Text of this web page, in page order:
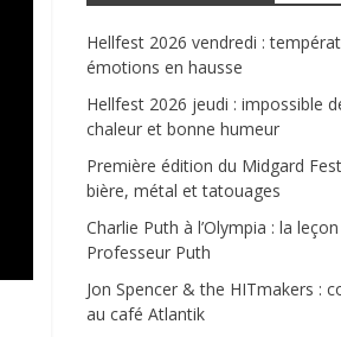
Hellfest 2026 vendredi :
émotions en hausse
Hellfest 2026 jeudi : impossible
chaleur et bonne humeur
Première édition du Midgard
bière, métal et tatouages
Charlie Puth à l’Olympia : la
Professeur Puth
Jon Spencer & the HITmakers :
au café Atlantik